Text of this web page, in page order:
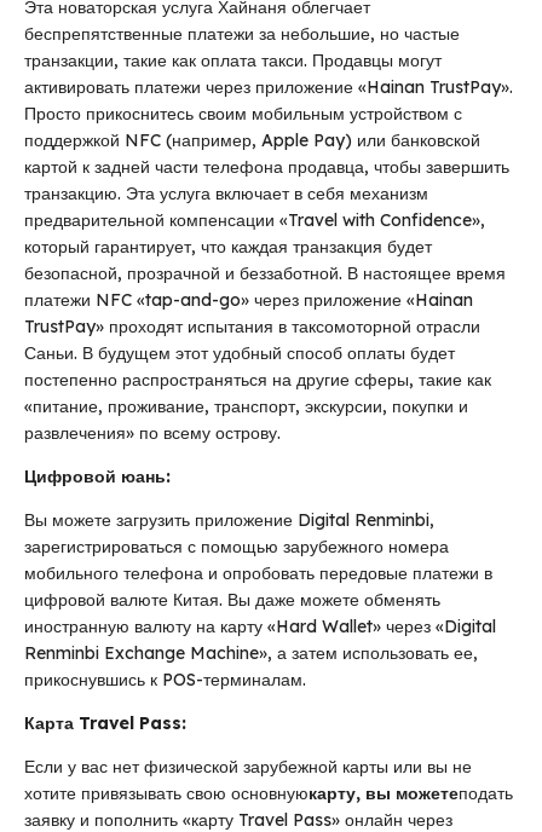
Эта новаторская услуга Хайнаня облегчает
беспрепятственные платежи за небольшие, но частые
транзакции, такие как оплата такси. Продавцы могут
активировать платежи через приложение «Hainan TrustPay».
Просто прикоснитесь своим мобильным устройством с
поддержкой NFC (например, Apple Pay) или банковской
картой к задней части телефона продавца, чтобы завершить
транзакцию. Эта услуга включает в себя механизм
предварительной компенсации «Travel with Confidence»,
который гарантирует, что каждая транзакция будет
безопасной, прозрачной и беззаботной. В настоящее время
платежи NFC «tap-and-go» через приложение «Hainan
TrustPay» проходят испытания в таксомоторной отрасли
Саньи. В будущем этот удобный способ оплаты будет
постепенно распространяться на другие сферы, такие как
«питание, проживание, транспорт, экскурсии, покупки и
развлечения» по всему острову.
Цифровой юань:
Вы можете загрузить приложение Digital Renminbi,
зарегистрироваться с помощью зарубежного номера
мобильного телефона и опробовать передовые платежи в
цифровой валюте Китая. Вы даже можете обменять
иностранную валюту на карту «Hard Wallet» через «Digital
Renminbi Exchange Machine», а затем использовать ее,
прикоснувшись к POS-терминалам.
Карта Travel Pass:
Если у вас нет физической зарубежной карты или вы не
хотите привязывать свою основнуюкарту, вы можетеподать
заявку и пополнить «карту Travel Pass» онлайн через